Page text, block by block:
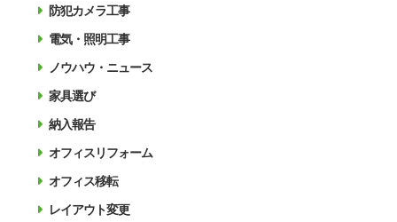
防犯カメラ工事
電気・照明工事
ノウハウ・ニュース
家具選び
納入報告
オフィスリフォーム
オフィス移転
レイアウト変更